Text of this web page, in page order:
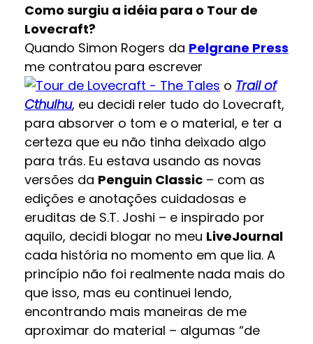
Como surgiu a idéia para o Tour de
Lovecraft?
Quando Simon Rogers da Pelgrane Press
me contratou para escrever
o Trail of
Cthulhu, eu decidi reler tudo do Lovecraft,
para absorver o tom e o material, e ter a
certeza que eu não tinha deixado algo
para trás. Eu estava usando as novas
versões da Penguin Classic– com as
edições e anotações cuidadosas e
eruditas de S.T. Joshi – e inspirado por
aquilo, decidi blogar no meu LiveJournal
cada história no momento em que lia. A
princípio não foi realmente nada mais do
que isso, mas eu continuei lendo,
encontrando mais maneiras de me
aproximar do material – algumas “de